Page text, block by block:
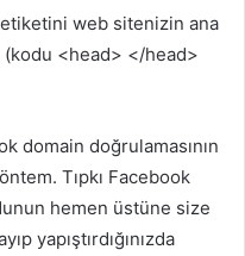
web sitenizin ana
(kodu <head> </head>
domain doğrulamasının
Tıpkı Facebook
hemen üstüne size
yapıştırdığınızda